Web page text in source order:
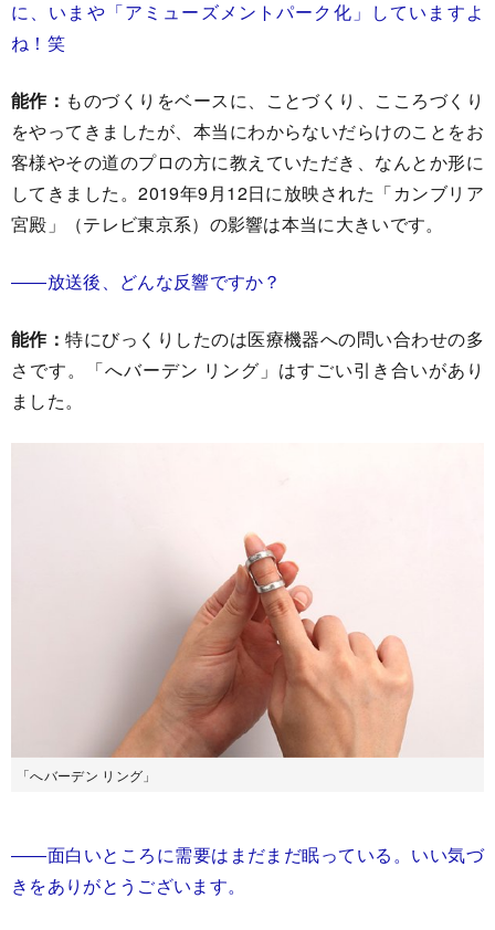
に、いまや「アミューズメントパーク化」していますよ
ね！笑
能作： ものづくりをベースに、ことづくり、こころづくり
をやってきましたが、本当にわからないだらけのことをお
客様やその道のプロの方に教えていただき、なんとか形に
してきました。2019年9月12日に放映された「カンブリア
宮殿」（テレビ東京系）の影響は本当に大きいです。
――放送後、どんな反響ですか？
能作：特にびっくりしたのは医療機器への問い合わせの多
さです。「へバーデン リング」はすごい引き合いがあり
ました。
「へバーデン リング」
――面白いところに需要はまだまだ眠っている。いい気づ
きをありがとうございます。